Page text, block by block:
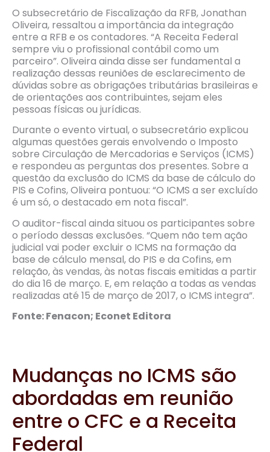
O subsecretário de Fiscalização da RFB, Jonathan
Oliveira, ressaltou a importância da integração
entre a RFB e os contadores. “A Receita Federal
sempre viu o profissional contábil como um
parceiro”. Oliveira ainda disse ser fundamental a
realização dessas reuniões de esclarecimento de
dúvidas sobre as obrigações tributárias brasileiras e
de orientações aos contribuintes, sejam eles
pessoas físicas ou jurídicas.
Durante o evento virtual, o subsecretário explicou
algumas questões gerais envolvendo o Imposto
sobre Circulação de Mercadorias e Serviços (ICMS)
e respondeu as perguntas dos presentes. Sobre a
questão da exclusão do ICMS da base de cálculo do
PIS e Cofins, Oliveira pontuou: “O ICMS a ser excluído
é um só, o destacado em nota fiscal”.
O auditor-fiscal ainda situou os participantes sobre
o período dessas exclusões. “Quem não tem ação
judicial vai poder excluir o ICMS na formação da
base de cálculo mensal, do PIS e da Cofins, em
relação, às vendas, às notas fiscais emitidas a partir
do dia 16 de março. E, em relação a todas as vendas
realizadas até 15 de março de 2017, o ICMS integra”.
Fonte: Fenacon; Econet Editora
Mudanças no ICMS são
abordadas em reunião
entre o CFC e a Receita
Federal